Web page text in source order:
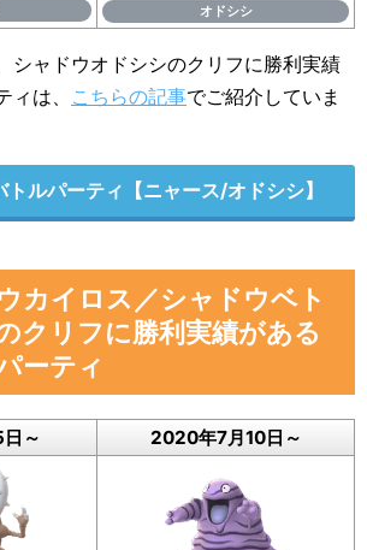
オドシシ
シャドウオドシシのクリフに勝利実績
は、 こちらの記事でご紹介していま
トルパーティ【ニャース/オドシシ】
カイロス／シャドウベト
クリフに勝利実績がある
ーティ
～ 2020年7月10日～